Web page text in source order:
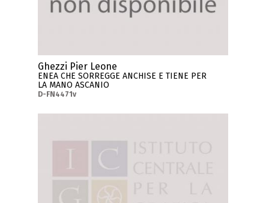
Ghezzi Pier Leone
ENEA CHE SORREGGE ANCHISE E TIENE PER
LA MANO ASCANIO
D-FN4471v